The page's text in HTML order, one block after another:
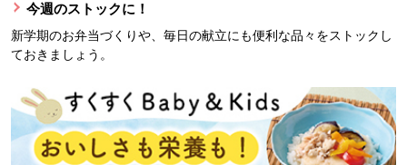
今週のストックに！
新学期のお弁当づくりや、毎日の献立にも便利な品々をストックし
ておきましょう。